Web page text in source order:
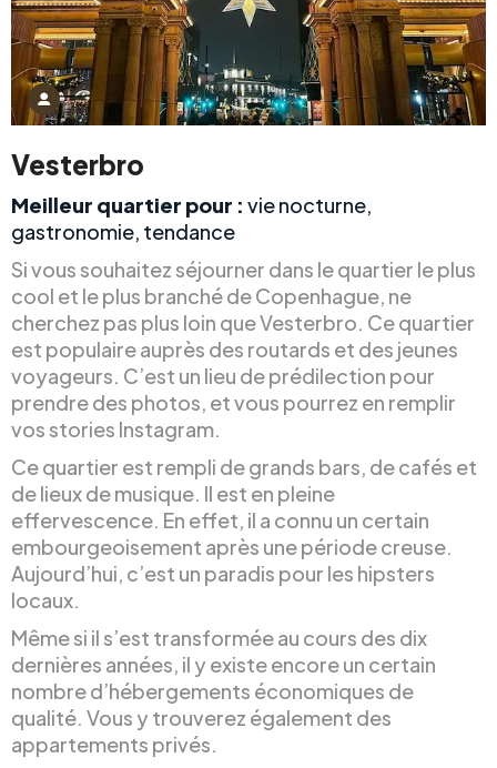
Vesterbro
Meilleur quartier pour : vie nocturne,
gastronomie, tendance
Si vous souhaitez séjourner dans le quartier le plus
cool et le plus branché de Copenhague, ne
cherchez pas plus loin que Vesterbro. Ce quartier
est populaire auprès des routards et des jeunes
voyageurs. C’est un lieu de prédilection pour
prendre des photos, et vous pourrez en remplir
vos stories Instagram.
Ce quartier est rempli de grands bars, de cafés et
de lieux de musique. Il est en pleine
effervescence. En effet, il a connu un certain
embourgeoisement après une période creuse.
Aujourd’hui, c’est un paradis pour les hipsters
locaux.
Même si il s’est transformée au cours des dix
dernières années, il y existe encore un certain
nombre d’hébergements économiques de
qualité. Vous y trouverez également des
appartements privés.